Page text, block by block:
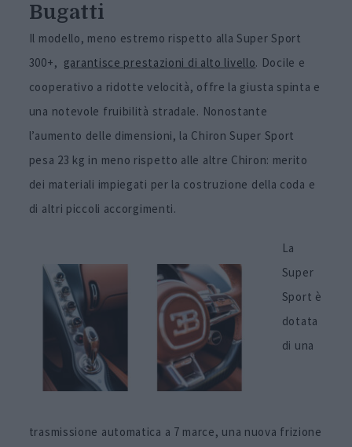
Bugatti
Il modello, meno estremo rispetto alla Super Sport
300+, garantisce prestazioni di alto livello. Docile e
cooperativo a ridotte velocità, offre la giusta spinta e
una notevole fruibilità stradale. Nonostante
l’aumento delle dimensioni, la Chiron Super Sport
pesa 23 kg in meno rispetto alle altre Chiron: merito
dei materiali impiegati per la costruzione della coda e
di altri piccoli accorgimenti.
La
Super
Sport è
dotata
di una
trasmissione automatica a 7 marce, una nuova frizione